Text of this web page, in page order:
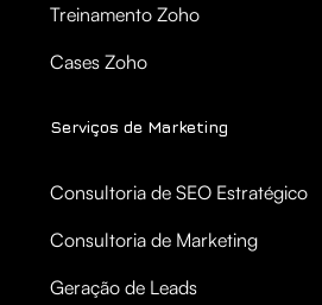
Treinamento Zoho
Cases Zoho
Serviços de Marketing
Consultoria de SEO Estratégico
Consultoria de Marketing
Geração de Leads